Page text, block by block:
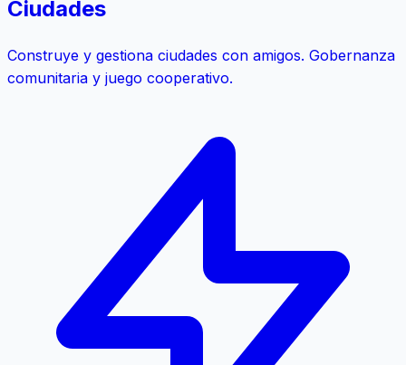
Ciudades
Construye y gestiona ciudades con amigos. Gobernanza
comunitaria y juego cooperativo.